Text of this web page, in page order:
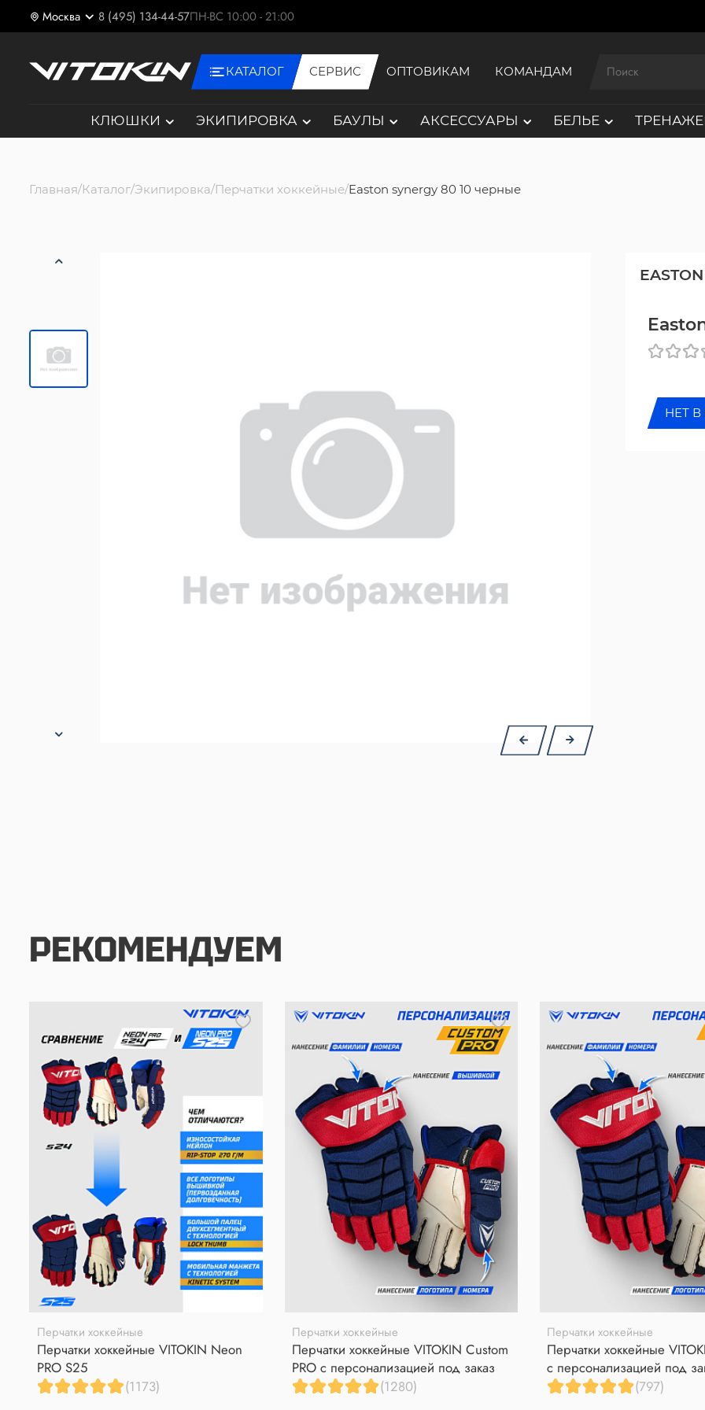
Москва 8 (495) 134-44-57ПН-ВС 10:00 - 21:00
КАТАЛОГ СЕРВИС ОПТОВИКАМ КОМАНДАМ
КЛЮШКИ ЭКИПИРОВКА БАУЛЫ АКСЕССУАРЫ БЕЛЬЕ
Главная Каталог Экипировка Перчатки хоккейные Easton synergy 80 10 черные
EASTON
НЕТ
РЕКОМЕНДУЕМ
Перчатки хоккейные
Перчатки хоккейные VITOKIN Neon
PRO S25
(1173)
Перчатки хоккейные
Перчатки хоккейные VITOKIN Custom
PRO с персонализацией под заказ
(1280)
Перчатки хоккейные
Перчатки хоккейные
с персонализацией под
(797)